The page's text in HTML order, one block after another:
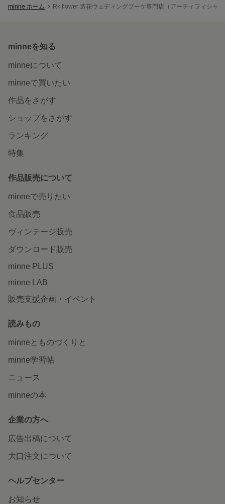
minne ホーム Rk flower 造花ウェディングブーケ専門店（アーティフィシャ
minneを知る
minneについて
minneで買いたい
作品をさがす
ショップをさがす
ランキング
特集
作品販売について
minneで売りたい
食品販売
ヴィンテージ販売
ダウンロード販売
minne PLUS
minne LAB
販売支援企画・イベント
読みもの
minneとものづくりと
minne学習帖
ニュース
minneの本
企業の方へ
広告出稿について
大口注文について
ヘルプセンター
お知らせ